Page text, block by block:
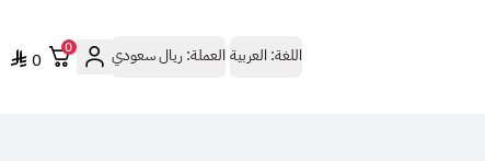
اللغة: العربية العملة:ريال سعودي 0
0